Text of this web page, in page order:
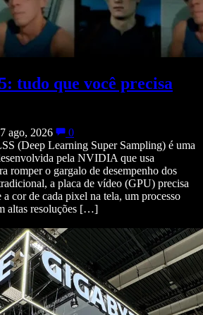
tudo que você precisa
7 ago, 2026
0
(Deep Learning Super Sampling) é uma
pela NVIDIA que usa
romper o gargalo de desempenho dos
a placa de vídeo (GPU) precisa
cor de cada pixel na tela, um processo
altas resoluções […]